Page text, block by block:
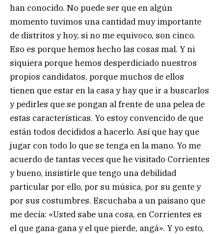
han conocido. No puede ser que en algún
momento tuvimos una cantidad muy importante
de distritos y hoy, si no me equivoco, son cinco.
Eso es porque hemos hecho las cosas mal. Y ni
siquiera porque hemos desperdiciado nuestros
propios candidatos, porque muchos de ellos
tienen que estar en la casa y hay que ir a buscarlos
y pedirles que se pongan al frente de una pelea de
estas características. Yo estoy convencido de que
están todos decididos a hacerlo. Así que hay que
jugar con todo lo que se tenga en la mano. Yo me
acuerdo de tantas veces que he visitado Corrientes
y bueno, insistirle que tengo una debilidad
particular por ello, por su música, por su gente y
por sus costumbres. Escuchaba a un paisano que
me decía: «Usted sabe una cosa, en Corrientes es
el que gana-gana y el que pierde, angá». Y yo esto,